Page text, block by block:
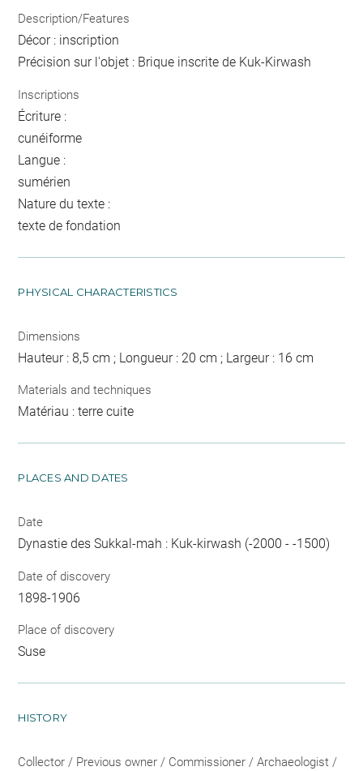
Description/Features
Décor : inscription
Précision sur l'objet : Brique inscrite de Kuk-Kirwash
Inscriptions
Écriture :
cunéiforme
Langue :
sumérien
Nature du texte :
texte de fondation
PHYSICAL CHARACTERISTICS
Dimensions
Hauteur : 8,5 cm ; Longueur : 20 cm ; Largeur : 16 cm
Materials and techniques
Matériau : terre cuite
PLACES AND DATES
Date
Dynastie des Sukkal-mah : Kuk-kirwash (-2000 - -1500)
Date of discovery
1898-1906
Place of discovery
Suse
HISTORY
Collector / Previous owner / Commissioner / Archaeologist /